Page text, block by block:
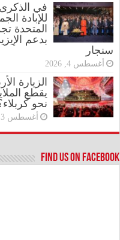
في الذكرى
للإبادة
المتحدة
بدعم
سنجار
أغسطس 4, 2026
الزيارة
يقطع
نحو
أغسطس 3, 2026
Find us on Facebook